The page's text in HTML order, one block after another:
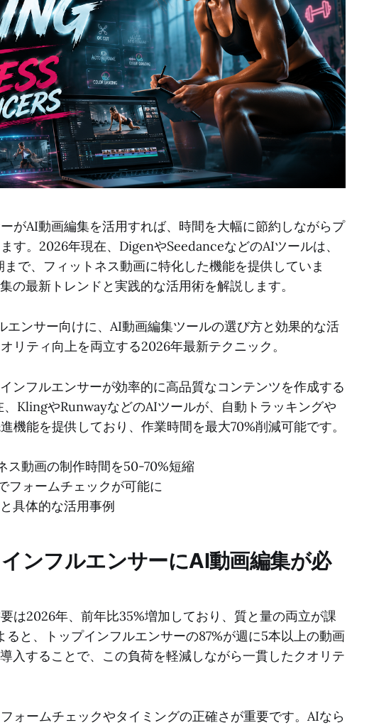
がAI動画編集を活用すれば、時間を大幅に節約しながらプ
す。2026年現在、DigenやSeedanceなどのAIツールは、
で、フィットネス動画に特化した機能を提供していま
の最新トレンドと実践的な活用術を解説します。
エンサー向けに、AI動画編集ツールの選び方と効果的な活
リティ向上を両立する2026年最新テクニック。
ンフルエンサーが効率的に高品質なコンテンツを作成する
KlingやRunwayなどのAIツールが、自動トラッキングや
機能を提供しており、作業時間を最大70%削減可能です。
ス動画の制作時間を50-70%短縮
フォームチェックが可能に
具体的な活用事例
ンフルエンサーにAI動画編集が必
は2026年、前年比35%増加しており、質と量の両立が課
ると、トップインフルエンサーの87%が週に5本以上の動画
入することで、この負荷を軽減しながら一貫したクオリテ
ォームチェックやタイミングの正確さが重要です。AIなら